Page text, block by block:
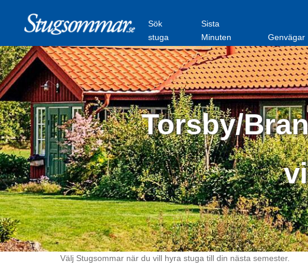
Sök
stuga
Sista
Minuten
Genvägar
Torsby/
Välj Stugsommar när du vill hyra stuga till din nästa semester.